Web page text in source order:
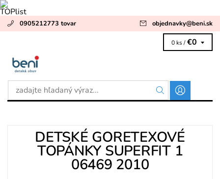
0905212773 tovar objednavky@beni.sk
0 ks / €0
DETSKÉ GORETEXOVÉ
TOPÁNKY SUPERFIT 1
06469 2010